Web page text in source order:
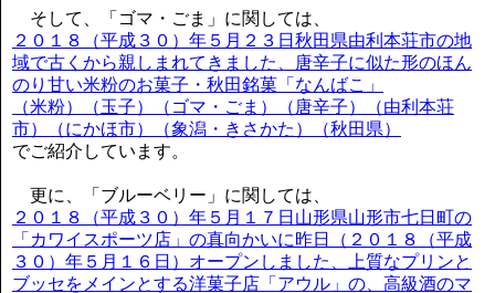
そして、「ゴマ・ごま」に関しては、
２０１８（平成３０）年５月２３日秋田県由利本荘市の地
域で古くから親しまれてきました、唐辛子に似た形のほん
のり甘い米粉のお菓子・秋田銘菓「なんばこ」
（米粉）（玉子）（ゴマ・ごま）（唐辛子）（由利本荘
市）（にかほ市）（象潟・きさかた）（秋田県）
でご紹介しています。
更に、「ブルーベリー」に関しては、
２０１８（平成３０）年５月１７日山形県山形市七日町の
「カワイスポーツ店」の真向かいに昨日（２０１８（平成
３０）年５月１６日）オープンしました、上質なプリンと
ブッセをメインとする洋菓子店「アウル」の、高級酒のマ